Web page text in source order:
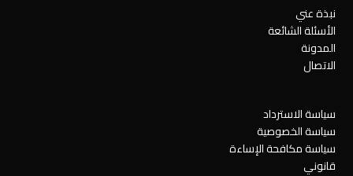
نبذة عني
الأسئلة الشائعة
المدونة
الاتصال
سياسة الاسترداد
سياسة الخصوصية
سياسة مكافحة الإساءة
قانوني